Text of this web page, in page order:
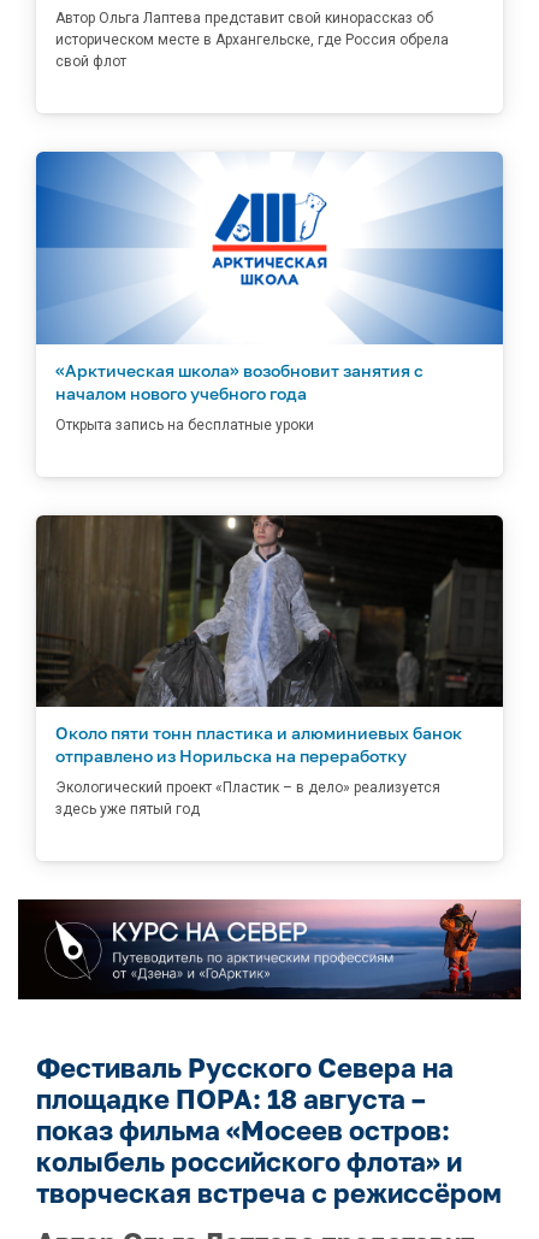
Автор Ольга Лаптева представит свой кинорассказ об
историческом месте в Архангельске, где Россия обрела
свой флот
«Арктическая школа» возобновит занятия с
началом нового учебного года
Открыта запись на бесплатные уроки
Около пяти тонн пластика и алюминиевых банок
отправлено из Норильска на переработку
Экологический проект «Пластик – в дело» реализуется
здесь уже пятый год
Фестиваль Русского Севера на
площадке ПОРА: 18 августа –
показ фильма «Мосеев остров:
колыбель российского флота» и
творческая встреча с режиссёром